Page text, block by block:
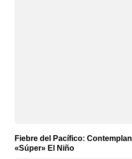
Fiebre del Pacífico:
«Súper» El Niño